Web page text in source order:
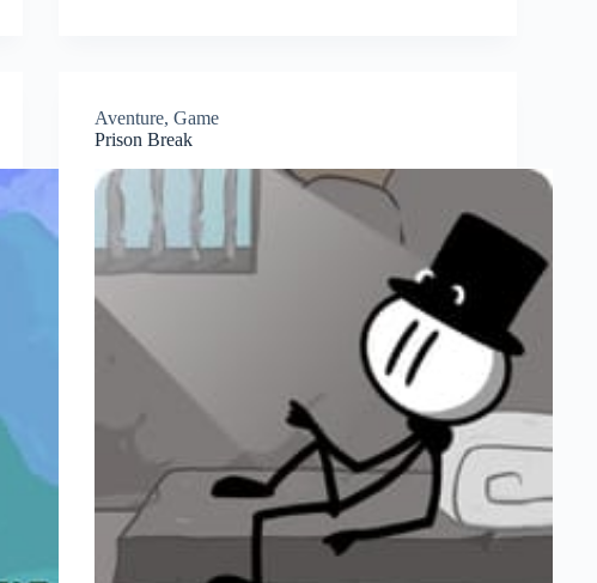
Aventure, Game
Prison Break